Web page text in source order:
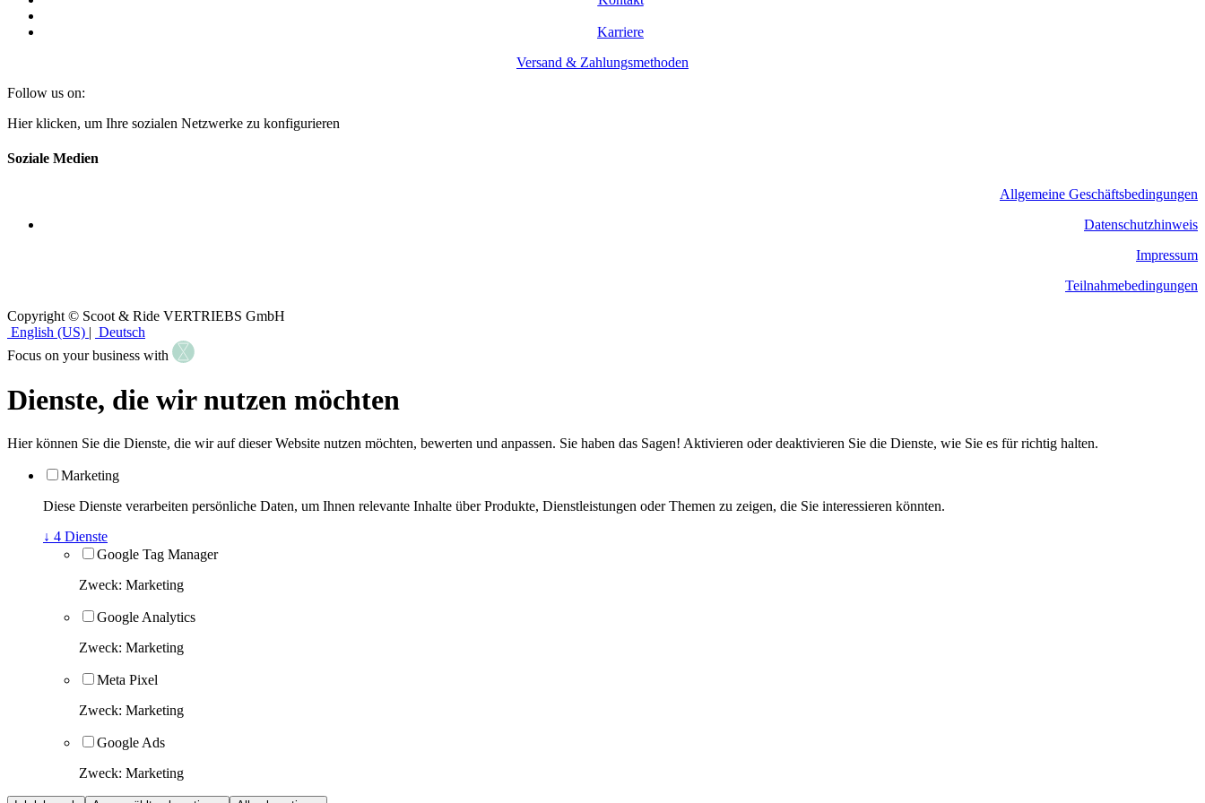
Karriere
Versand & Zahlungsmethoden
Follow us on:
Hier klicken, um Ihre sozialen Netzwerke zu konfigurieren
Soziale Medien
Allgemeine Geschäftsbedingungen
​Datenschutzhinweis
Impressum
Teilnahmebedingungen
Copyright © Scoot & Ride VERTRIEBS GmbH
English (US) | Deutsch
Focus on your business with
Dienste, die wir nutzen möchten
Hier können Sie die Dienste, die wir auf dieser Website nutzen möchten, bewerten und anpassen. Sie haben das Sagen! Aktivieren oder deaktivieren Sie die Dienste, wie Sie es für richtig halten.
Marketing
Diese Dienste verarbeiten persönliche Daten, um Ihnen relevante Inhalte über Produkte, Dienstleistungen oder Themen zu zeigen, die Sie interessieren könnten.
↓ 4 Dienste
Google Tag Manager
Zweck: Marketing
Google Analytics
Zweck: Marketing
Meta Pixel
Zweck: Marketing
Google Ads
Zweck: Marketing